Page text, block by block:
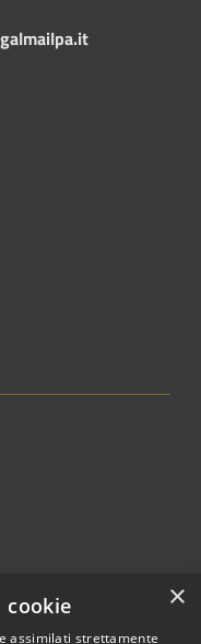
×
cookie
assimilati strettamente